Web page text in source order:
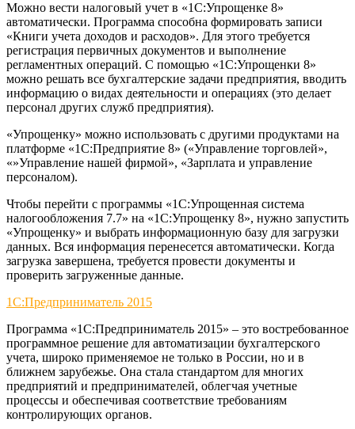
Можно вести налоговый учет в «1C:Упрощенке 8»
автоматически. Программа способна формировать записи
«Книги учета доходов и расходов». Для этого требуется
регистрация первичных документов и выполнение
регламентных операций. С помощью «1C:Упрощенки 8»
можно решать все бухгалтерские задачи предприятия, вводить
информацию о видах деятельности и операциях (это делает
персонал других служб предприятия).
«Упрощенку» можно использовать с другими продуктами на
платформе «1C:Предприятие 8» («Управление торговлей»,
«»Управление нашей фирмой», «Зарплата и управление
персоналом).
Чтобы перейти с программы «1C:Упрощенная система
налогообложения 7.7» на «1C:Упрощенку 8», нужно запустить
«Упрощенку» и выбрать информационную базу для загрузки
данных. Вся информация перенесется автоматически. Когда
загрузка завершена, требуется провести документы и
проверить загруженные данные.
1С:Предприниматель 2015
Программа «1С:Предприниматель 2015» – это востребованное
программное решение для автоматизации бухгалтерского
учета, широко применяемое не только в России, но и в
ближнем зарубежье. Она стала стандартом для многих
предприятий и предпринимателей, облегчая учетные
процессы и обеспечивая соответствие требованиям
контролирующих органов.